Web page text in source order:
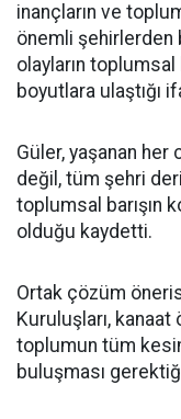
inançların ve
önemli şehirlerden
olayların
boyutlara ulaştığı
Güler, yaşanan her
değil, tüm şehri
toplumsal barışın
olduğu kaydetti.
Ortak çözüm
Kuruluşları,
toplumun tüm
buluşması